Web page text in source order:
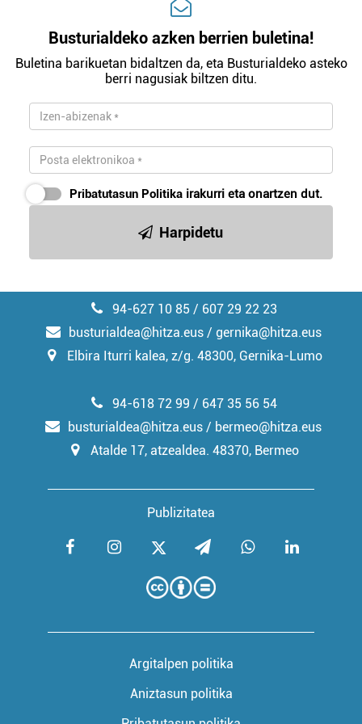
Busturialdeko azken berrien buletina!
Buletina barikuetan bidaltzen da, eta Busturialdeko asteko
berri nagusiak biltzen ditu.
Pribatutasun Politika irakurri eta onartzen dut.
Harpidetu
94-627 10 85 / 607 29 22 23
busturialdea@hitza.eus / gernika@hitza.eus
Elbira Iturri kalea, z/g. 48300, Gernika-Lumo
Publizitatea
94-618 72 99 / 647 35 56 54
busturialdea@hitza.eus / bermeo@hitza.eus
Atalde 17, atzealdea. 48370, Bermeo
Argitalpen politika
Aniztasun politika